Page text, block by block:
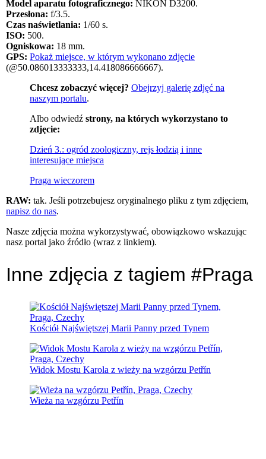
Model aparatu fotograficznego: NIKON D3200.
Przesłona: f/3.5.
Czas naświetlania: 1/60 s.
ISO: 500.
Ogniskowa: 18 mm.
GPS: Pokaż miejsce, w którym wykonano zdjęcie
(@50.086013333333,14.418086666667).
Chcesz zobaczyć więcej? Obejrzyj galerię zdjęć na
naszym portalu.
Albo odwiedź strony, na których wykorzystano to
zdjęcie:
Dzień 3.: ogród zoologiczny, rejs łodzią i inne
interesujące miejsca
Praga wieczorem
RAW: tak. Jeśli potrzebujesz oryginalnego pliku z tym zdjęciem,
napisz do nas.
Nasze zdjęcia można wykorzystywać, obowiązkowo wskazując
nasz portal jako źródło (wraz z linkiem).
Inne zdjęcia z tagiem #Praga
Kościół Najświętszej Marii Panny przed Tynem
Widok Mostu Karola z wieży na wzgórzu Petřín
Wieża na wzgórzu Petřín